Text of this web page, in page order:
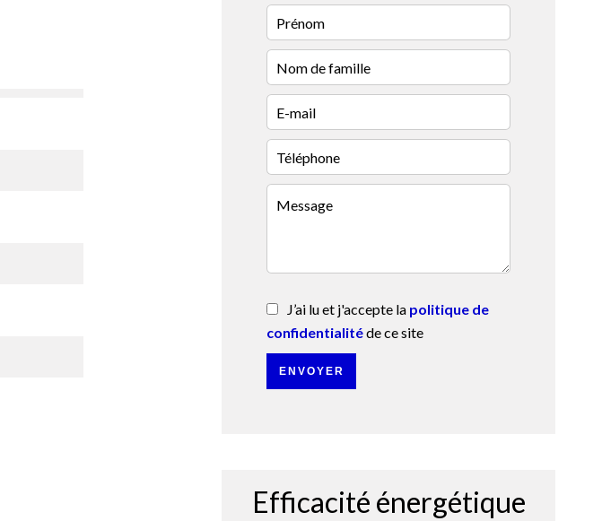
J’ai lu et j'accepte la politique de
confidentialitéde ce site
ENVOYER
Efficacité énergétique